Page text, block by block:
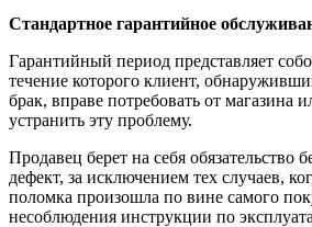
Стандартное гарантийное
Гарантийный период представляет
течение которого клиент,
брак, вправе потребовать от магазина
устранить эту проблему.
Продавец берет на себя обязательство
дефект, за исключением тех случаев,
поломка произошла по вине самого
несоблюдения инструкции по